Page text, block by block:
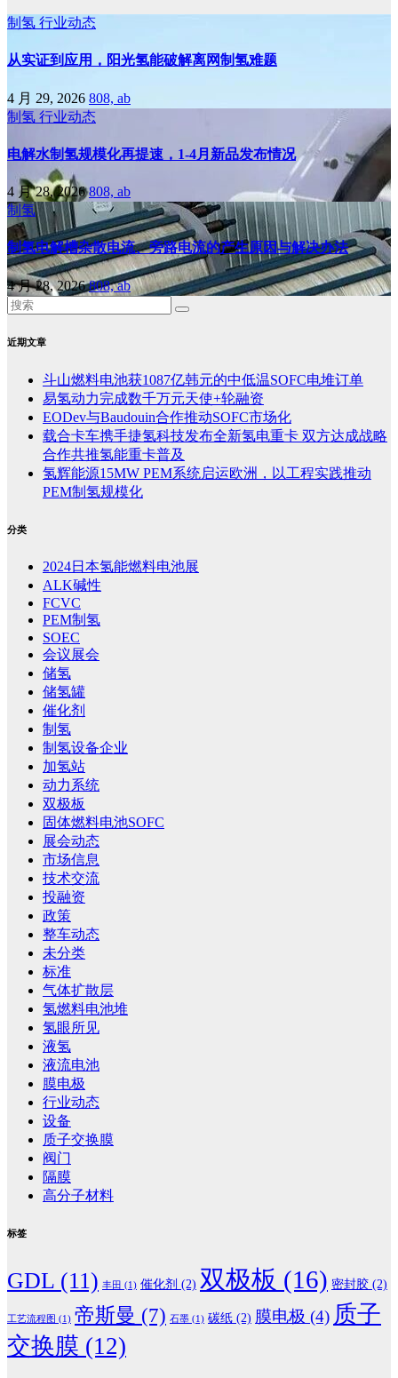
制氢 行业动态
从实证到应用，阳光氢能破解离网制氢难题
4 月 29, 2026 808, ab
制氢 行业动态
电解水制氢规模化再提速，1-4月新品发布情况
4 月 28, 2026808, ab
制氢
制氢电解槽杂散电流、旁路电流的产生原因与解决办法
4 月 28, 2026808, ab
近期文章
斗山燃料电池获1087亿韩元的中低温SOFC电堆订单
易氢动力完成数千万元天使+轮融资
EODev与Baudouin合作推动SOFC市场化
载合卡车携手捷氢科技发布全新氢电重卡 双方达成战略
合作共推氢能重卡普及
氢辉能源15MW PEM系统启运欧洲，以工程实践推动
PEM制氢规模化
分类
2024日本氢能燃料电池展
ALK碱性
FCVC
PEM制氢
SOEC
会议展会
储氢
储氢罐
催化剂
制氢
制氢设备企业
加氢站
动力系统
双极板
固体燃料电池SOFC
展会动态
市场信息
技术交流
投融资
政策
整车动态
未分类
标准
气体扩散层
氢燃料电池堆
氢眼所见
液氢
液流电池
膜电极
行业动态
设备
质子交换膜
阀门
隔膜
高分子材料
标签
GDL (11) 丰田 (1) 催化剂 (2) 双极板 (16) 密封胶 (2)
工艺流程图 (1) 帝斯曼 (7) 石墨 (1) 碳纸 (2) 膜电极 (4) 质子
交换膜 (12)